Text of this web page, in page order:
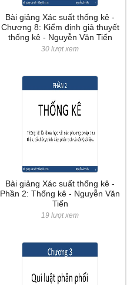
Bài giảng Xác suất thống kê -
Chương 8: Kiểm định giả thuyết
thống kê - Nguyễn Văn Tiến
30 lượt xem
Bài giảng Xác suất thống kê -
Phần 2: Thống kê - Nguyễn Văn
Tiến
19 lượt xem